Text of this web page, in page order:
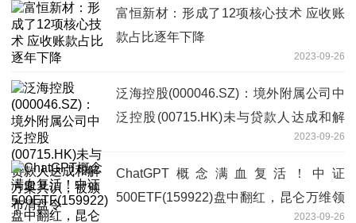
富恒新材：形成了12项核心技术 应收账
款占比逐年下降
2023-09-26
泛海控股(000046.SZ)：境外附属公司中
泛控股(00715.HK)未与贷款人达成和解
2023-09-26
ChatGPT概念满血复活！中证
500ETF(159922)盘中翻红，昆仑万维领
2023-09-26